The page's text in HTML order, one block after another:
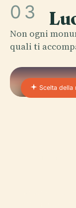
03
Non ogni
quali ti
Scelta della